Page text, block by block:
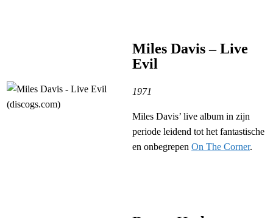
Miles Davis – Live
Evil
1971
Miles Davis’ live album in zijn
periode leidend tot het fantastische
en onbegrepen On The Corner.